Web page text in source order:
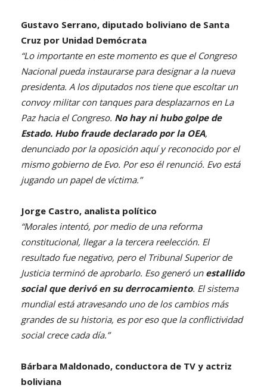
Gustavo Serrano, diputado boliviano de Santa
Cruz por Unidad Demócrata
“Lo importante en este momento es que el Congreso
Nacional pueda instaurarse para designar a la nueva
presidenta. A los diputados nos tiene que escoltar un
convoy militar con tanques para desplazarnos en La
Paz hacia el Congreso. No hay ni hubo golpe de
Estado. Hubo fraude declarado por la OEA,
denunciado por la oposición aquí y reconocido por el
mismo gobierno de Evo. Por eso él renunció. Evo está
jugando un papel de víctima.”
Jorge Castro, analista político
“Morales intentó, por medio de una reforma
constitucional, llegar a la tercera reelección. El
resultado fue negativo, pero el Tribunal Superior de
Justicia terminó de aprobarlo. Eso generó un estallido
social que derivó en su derrocamiento. El sistema
mundial está atravesando uno de los cambios más
grandes de su historia, es por eso que la conflictividad
social crece cada día.”
Bárbara Maldonado, conductora de TV y actriz
boliviana